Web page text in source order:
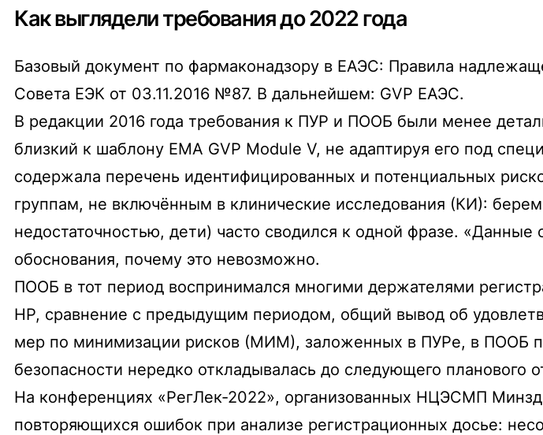
Как выглядели требования до 2022 года
Базовый документ по фармаконадзору в ЕАЭС: Правила
Совета ЕЭК от 03.11.2016 №87. В дальнейшем: GVP ЕАЭС.
В редакции 2016 года требования к ПУР и ПООБ были менее
близкий к шаблону EMA GVP Module V, не адаптируя его под
содержала перечень идентифицированных и потенциальных
группам, не включённым в клинические исследования (КИ):
недостаточностью, дети) часто сводился к одной фразе.
обоснования, почему это невозможно.
ПООБ в тот период воспринимался многими держателями
НР, сравнение с предыдущим периодом, общий вывод об
мер по минимизации рисков (МИМ), заложенных в ПУРе, в ПООБ
безопасности нередко откладывалась до следующего планового
На конференциях «РегЛек-2022», организованных НЦЭСМП
повторяющихся ошибок при анализе регистрационных досье: